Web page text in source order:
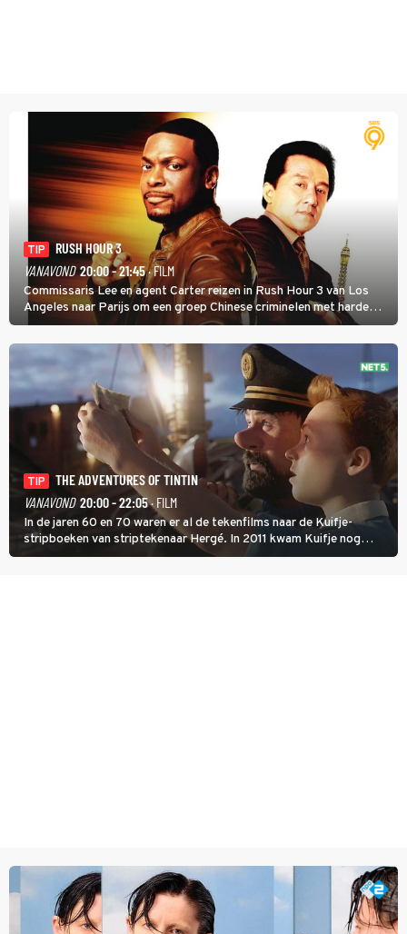
TIP
RUSH HOUR 3
VANAVOND 20:00 - 21:45· FILM
Commissaris Lee en agent Carter reizen in Rush Hour 3 van Los
Angeles naar Parijs om een groep Chinese criminelen met harde
hand aan te pakken.
TIP
THE ADVENTURES OF TINTIN
VANAVOND 20:00 - 22:05· FILM
In de jaren 60 en 70 waren er al de tekenfilms naar de Kuifje-
stripboeken van striptekenaar Hergé. In 2011 kwam Kuifje nog
meer tot leven in The Adventures of Tintin van Steven Spielberg.